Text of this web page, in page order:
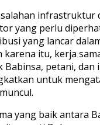
infrastruktur
yang perlu
yang lancar
karena itu, kerja
Babinsa, petani, dan
untuk
yang baik antara